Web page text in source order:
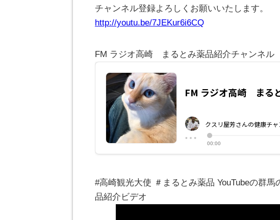
チャンネル登録よろしくお願いいたします。
http://youtu.be/7JEKur6i6CQ
FM ラジオ高崎 まるとみ薬品紹介チャンネル
#高崎観光大使 ＃まるとみ薬品 YouTubeの群
品紹介ビデオ